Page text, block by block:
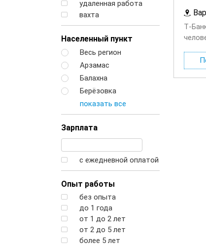
удаленная работа
вахта
Населенный пункт
Весь регион
Арзамас
Балахна
Берёзовка
показать все
Зарплата
с ежедневной оплатой
Опыт работы
без опыта
до 1 года
от 1 до 2 лет
от 2 до 5 лет
более 5 лет